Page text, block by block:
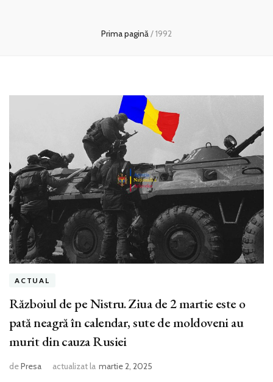
Prima pagină/1992
ACTUAL
Războiul de pe Nistru. Ziua de 2 martie este o
pată neagră în calendar, sute de moldoveni au
murit din cauza Rusiei
dePresa actualizat la martie 2, 2025